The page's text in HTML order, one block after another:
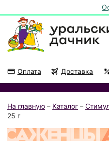
Оплата Доставка
На главную – Каталог –
25 г